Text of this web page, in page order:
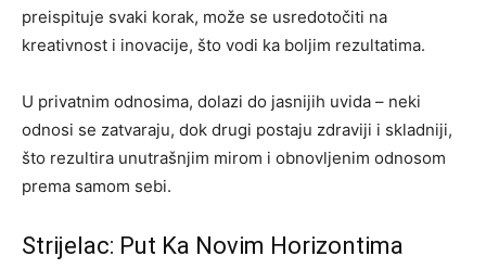
preispituje svaki korak, može se usredotočiti na
kreativnost i inovacije, što vodi ka boljim rezultatima.
U privatnim odnosima, dolazi do jasnijih uvida – neki
odnosi se zatvaraju, dok drugi postaju zdraviji i skladniji,
što rezultira unutrašnjim mirom i obnovljenim odnosom
prema samom sebi.
Strijelac: Put Ka Novim Horizontima